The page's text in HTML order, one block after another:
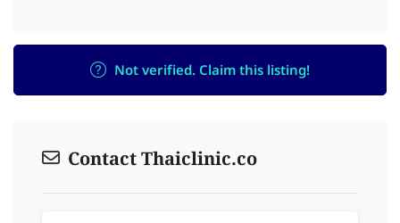
Not verified. Claim this listing!
Contact Thaiclinic.co